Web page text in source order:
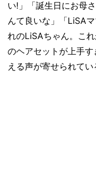
い!」「誕生日にお母
んて良いな」「LiSA
れのLiSAちゃん。こ
のヘアセットが上手
える声が寄せられてい